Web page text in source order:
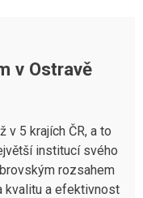
v Ostravě
v 5 krajích ČR, a to
institucí svého
rozsahem
kvalitu a efektivnost